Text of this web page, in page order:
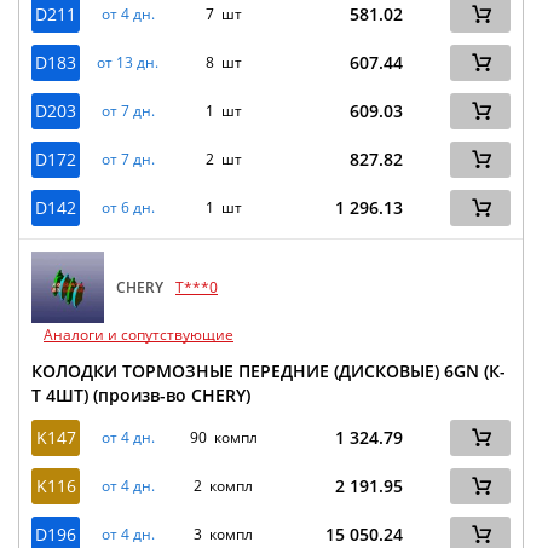
D211 от 4 дн. 7 шт 581.02
D183 от 13 дн. 8 шт 607.44
D203 от 7 дн. 1 шт 609.03
D172 от 7 дн. 2 шт 827.82
D142 от 6 дн. 1 шт 1 296.13
CHERY T***0
Аналоги и сопутствующие
КОЛОДКИ ТОРМОЗНЫЕ ПЕРЕДНИЕ (ДИСКОВЫЕ) 6GN (К-
Т 4ШТ) (произв-во CHERY)
K147
от 4 дн. 90 компл 1 324.79
K116 от 4 дн. 2 компл 2 191.95
D196 от 4 дн. 3 компл 15 050.24